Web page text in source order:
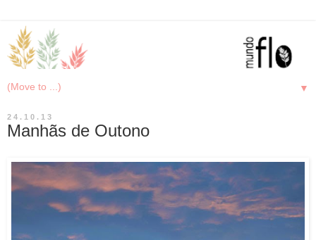
▼
24.10.13
Manhãs de Outono